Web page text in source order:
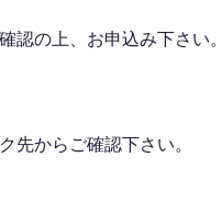
認の上、お申込み下さい。
先からご確認下さい。